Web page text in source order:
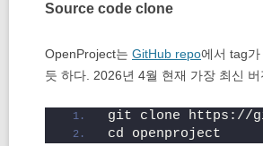
Source code clone
OpenProject는 GitHub repo에서 tag
듯 하다. 2026년 4월 현재 가장 최신
git clone https://
cd openproject